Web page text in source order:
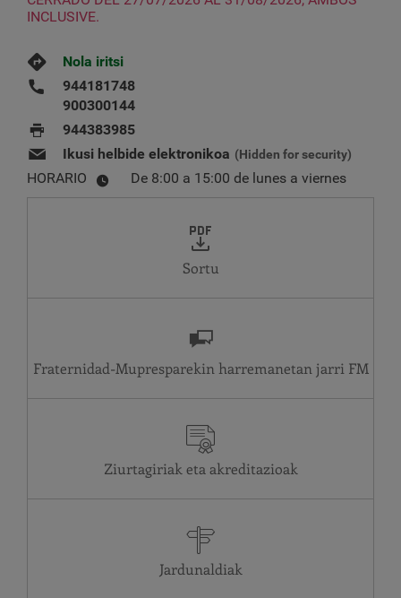
INCLUSIVE.
Nola iritsi
944181748
900300144
944383985
Ikusi helbide elektronikoa (Hidden for security)
HORARIO De 8:00 a 15:00 de lunes a viernes
Sortu
Fraternidad-Mupresparekin harremanetan jarri
Ziurtagiriak eta akreditazioak
Jardunaldiak